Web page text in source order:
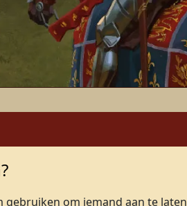
gebruiken om iemand aan te laten